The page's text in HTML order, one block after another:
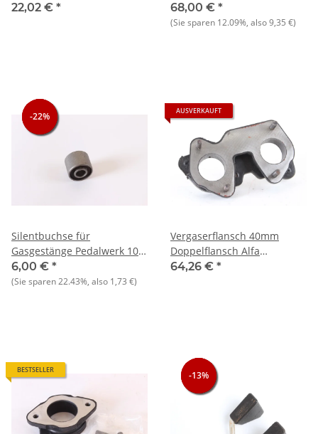
105/115+116
22,02 € *
105+Giulietta+Alfetta/
NOS-Orig.
68,00 € *
(Sie sparen 12.09%, also9,35 €)
-22%
-22%
-22%
Silentbuchse für
Gasgestänge Pedalwerk 105
+ 116
6,00 € *
(Sie sparen22.43%, also 1,73 €)
AUSVERKAUFT
Vergaserflansch 40mm
Doppelflansch Alfa
101+105/115+116+90+75 bis
64,26 € *
BESTSELLER -13%
-13%
-13%